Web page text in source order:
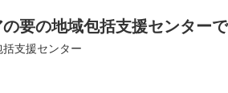
の要の地域包括支援センター
支援センター